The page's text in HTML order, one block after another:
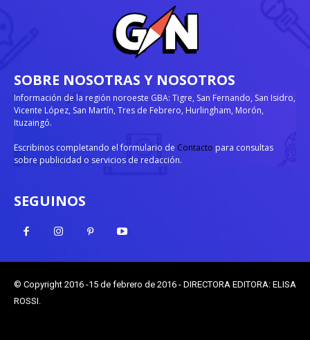
SOBRE NOSOTRAS Y NOSOTROS
Información de la región noroeste GBA: Tigre, San Fernando, San Isidro,
Vicente López, San Martín, Tres de Febrero, Hurlingham, Morón,
Ituzaingó.
Escribinos completando el formulario de Contacto para consultas
sobre publicidad o servicios de redacción.
SEGUINOS
© Copyright 2016 -15 de febrero de 2016 - DIRECTORA EDITORA: ELISA
ROSSI.